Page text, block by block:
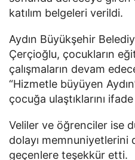
katılım belgeleri verildi.
Aydın Büyükşehir
Çerçioğlu, çocukların
çalışmaların devam
“Hizmetle büyüyen
çocuğa ulaştıklarını
Veliler ve öğrenciler ise
dolayı memnuniyetlerini
geçenlere teşekkür etti.